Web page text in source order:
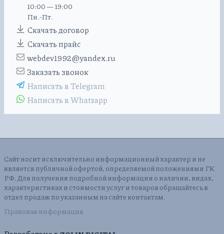
10:00 — 19:00
Пн.-Пт.
Скачать договор
Скачать прайс
webdev1992@yandex.ru
Заказать звонок
Написать в Telegram
Написать в Whatsapp
Сайт носит исключительно информационный характер и не
является публичной офертой, определяемой положениями ГК
РФ. Для получения подробной информации о наличии, видах,
характеристиках и стоимости услуг и товаров обращайтесь в
отдел продаж по указанным на сайте контактам.
Правовая информация